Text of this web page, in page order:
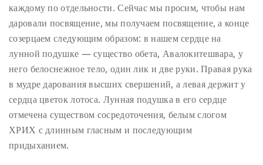
каждому по отдельности. Сейчас мы просим, чтобы нам
даровали посвящение, мы получаем посвящение, а конце
созерцаем следующим образом: в нашем сердце на
лунной подушке — существо обета, Авалокитешвара, у
него белоснежное тело, один лик и две руки. Правая рука
в мудре дарования высших свершений, а левая держит у
сердца цветок лотоса. Лунная подушка в его сердце
отмечена существом сосредоточения, белым слогом
ХРИХ с длинным гласным и последующим
придыханием.